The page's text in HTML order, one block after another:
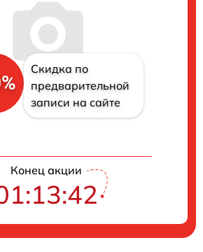
Скидка по
предварительной
записи на сайте
Конец акции